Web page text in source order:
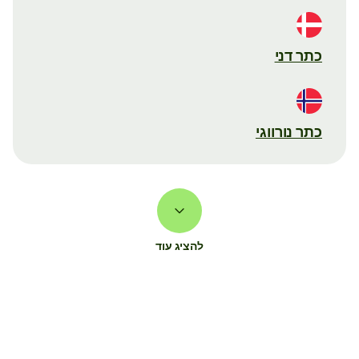
כתר דני
כתר נורווגי
להציג עוד